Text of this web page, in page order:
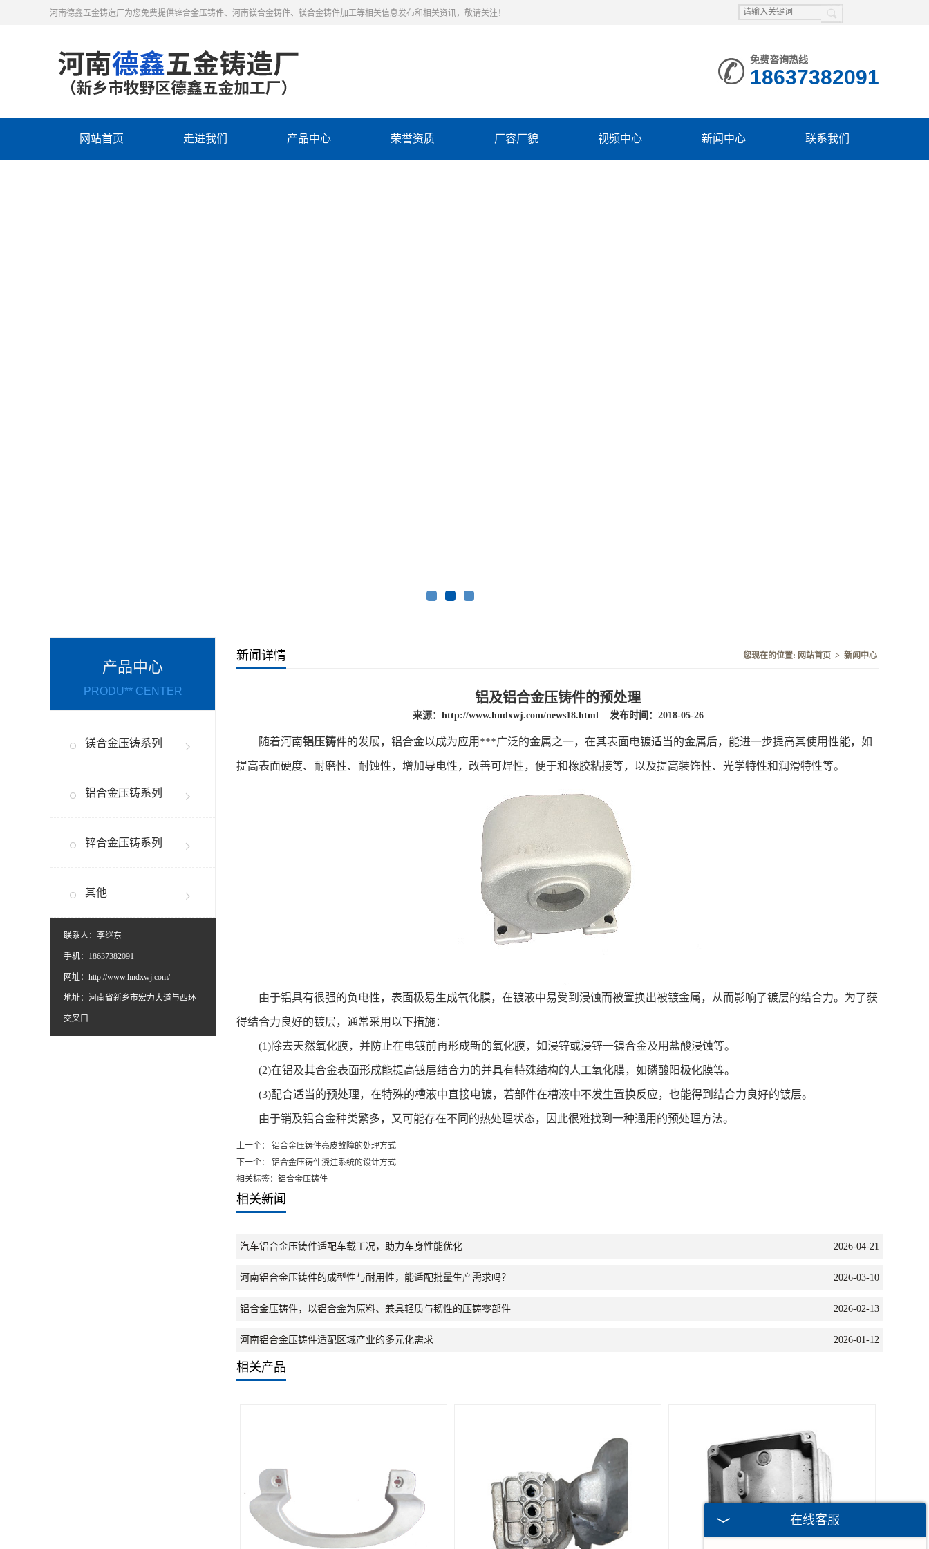
河南德鑫五金铸造厂为您免费提供锌合金压铸件、河南镁合金铸件、镁合金铸件加工等相关信息发布和相关资讯，敬请关注！
免费咨询热线
18637382091
网站首页 走进我们 产品中心 荣誉资质 厂容厂貌 视频中心 新闻中心 联系我们
产品中心
PRODU** CENTER
镁合金压铸系列
铝合金压铸系列
锌合金压铸系列
其他
联系人：李继东
手机：18637382091
网址： http://www.hndxwj.com/
地址：河南省新乡市宏力大道与西环
交叉口
新闻详情 您现在的位置: 网站首页 > 新闻中心
铝及铝合金压铸件的预处理
来源： http://www.hndxwj.com/news18.html 发布时间：2018-05-26
随着河南铝压铸件的发展，铝合金以成为应用***广泛的金属之一，在其表面电镀适当的金属后，能进一步提高其使用性能，如
提高表面硬度、耐磨性、耐蚀性，增加导电性，改善可焊性，便于和橡胶粘接等，以及提高装饰性、光学特性和润滑特性等。
由于铝具有很强的负电性，表面极易生成氧化膜，在镀液中易受到浸蚀而被置换出被镀金属，从而影响了镀层的结合力。为了获
得结合力良好的镀层，通常采用以下措施：
(1)除去天然氧化膜，并防止在电镀前再形成新的氧化膜，如浸锌或浸锌一镍合金及用盐酸浸蚀等。
(2)在铝及其合金表面形成能提高镀层结合力的并具有特殊结构的人工氧化膜，如磷酸阳极化膜等。
(3)配合适当的预处理，在特殊的槽液中直接电镀，若部件在槽液中不发生置换反应，也能得到结合力良好的镀层。
由于销及铝合金种类繁多，又可能存在不同的热处理状态，因此很难找到一种通用的预处理方法。
上一个：
铝合金压铸件亮皮故障的处理方式
下一个：
铝合金压铸件浇注系统的设计方式
相关标签：铝合金压铸件
相关新闻
汽车铝合金压铸件适配车载工况，助力车身性能优化 2026-04-21
河南铝合金压铸件的成型性与耐用性，能适配批量生产需求吗？ 2026-03-10
铝合金压铸件，以铝合金为原料、兼具轻质与韧性的压铸零部件 2026-02-13
河南铝合金压铸件适配区域产业的多元化需求 2026-01-12
相关产品
在线客服